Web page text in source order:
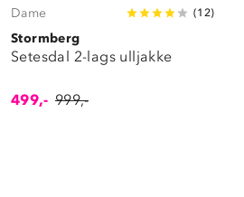
Dame (12)
Stormberg
Setesdal 2-lags ulljakke
499,- 999,-